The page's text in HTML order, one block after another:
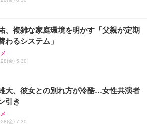
、複雑な家庭環境を明かす「父親が定期
わるシステム」
金) 5:30
大、彼女との別れ方が冷酷…女性共演者
引き
金) 7:30